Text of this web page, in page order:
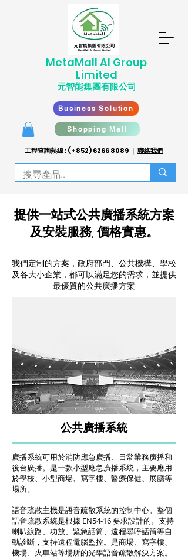
​MetaMall AI Group
Limited
元智能集團有限公司
Business Solution
Shopping Mall
工程查詢熱線 : (+852)6266 8089｜ 聯絡我們
提供一站式公共廣播系統方案​
及安裝服務, 價格實惠。
我們定制的方案，政府部門、公共機構、學校
及各大小企業，都可以滿足您的需求，並提供
最優質的公共廣播方案
公共廣播系統
廣播系統可用於消防應急廣播、日常業務廣播和
後台廣播。是一款小型應急廣播系統，主要應用
於學校、小型商場、寫字樓、醫療保健、展廳等
場所。
語音疏散主機是語音疏散系統的控制中心。整個
語音疏散系統是根據 EN54-16 要求設計的。支持
喇叭線路、功放、緊急話筒、遠程尋呼話筒等自
動診斷，支持遠程電腦監控。是商場、寫字樓、
機場、火車站等場所的光學語音疏散解決方案。